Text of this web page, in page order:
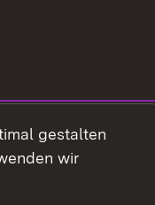
gestalten
wir